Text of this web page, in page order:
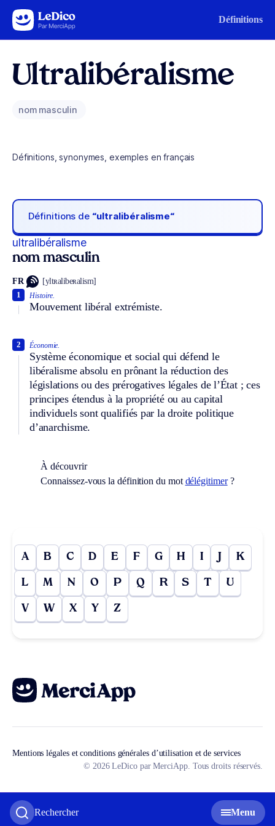
Aller au contenu Définitions
Rechercher Menu
Ultralibéralisme
nom masculin
Définitions, synonymes, exemples en français
Définitions de “ultralibéralisme“
ultralibéralisme
nom masculin
FR [yltʀalibeʀalism]
Histoire.
Mouvement libéral extrémiste.
1
Économie.
Système économique et social qui défend le
libéralisme absolu en prônant la réduction des
législations ou des prérogatives légales de l’État ; ces
principes étendus à la propriété ou au capital
individuels sont qualifiés par la droite politique
d’anarchisme.
2
À découvrir
Connaissez-vous la définition du mot délégitimer?
A B C D E F G H I J K
L M N O P Q R S T U
V W X Y Z
Mentions légales et conditions générales d’utilisation et de services
© 2026 LeDico par MerciApp. Tous droits réservés.